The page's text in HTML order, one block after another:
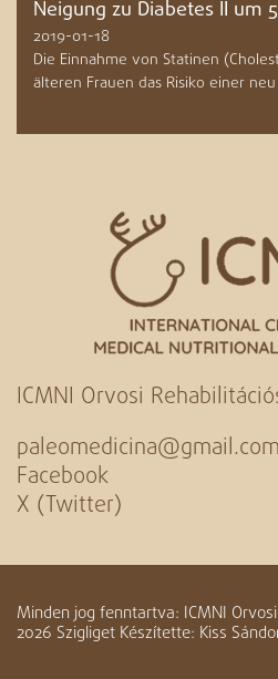
Neigung zu Diabetes II um
2019-01-18
Die Einnahme von Statinen
älteren Frauen das Risiko einer neu
ICMNI Orvosi
paleomedicina@gmail.com
Facebook
X (Twitter)
Minden jog fenntartva: ICMNI
2026 Szigliget Készítette: Kiss